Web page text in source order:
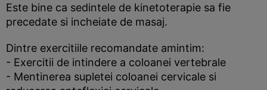
Este bine ca sedintele de kinetoterapie sa fie
precedate si incheiate de masaj.
Dintre exercitiile recomandate amintim:
- Exercitii de intindere a coloanei vertebrale
- Mentinerea supletei coloanei cervicale si